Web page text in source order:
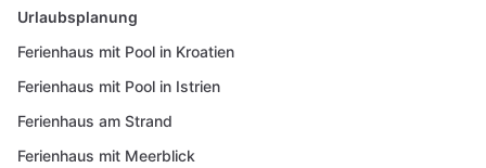
Urlaubsplanung
Ferienhaus mit Pool in Kroatien
Ferienhaus mit Pool in Istrien
Ferienhaus am Strand
Ferienhaus mit Meerblick